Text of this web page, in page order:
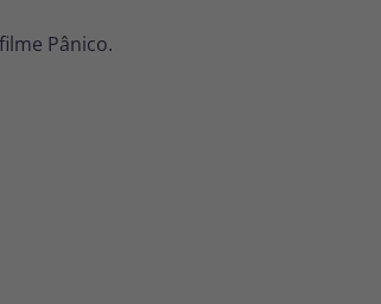
Pânico.